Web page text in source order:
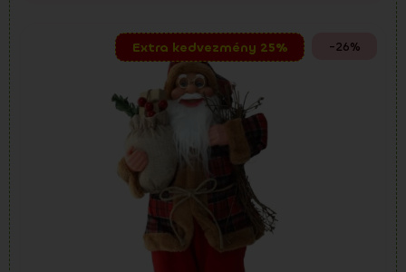
-26%
Extra kedvezmény 25%